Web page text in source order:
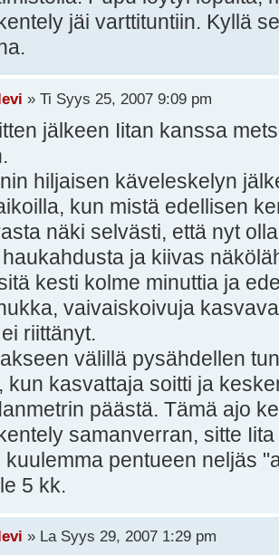
jäi varttituntiin. Kyllä
» Ti Syys 25, 2007 9:09 pm
jälkeen Iitan kanssa
hiljaisen käveleskelyn
kun mistä edellisen
näki selvästi, että nyt
ja kiivas
kesti kolme minuttia ja
vaivaiskoivuja
riittänyt.
välillä pysähdellen
kun kasvattaja soitti ja
päästä. Tämä ajo
samanverran, sitte
kuulemma pentueen neljäs
5 kk.
» La Syys 29, 2007 1:29 pm